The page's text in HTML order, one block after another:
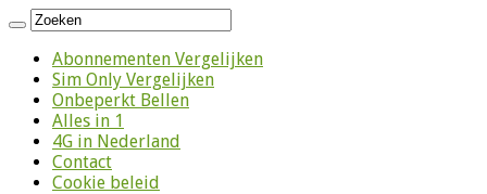
Abonnementen Vergelijken
Sim Only Vergelijken
Onbeperkt Bellen
Alles in 1
4G in Nederland
Contact
Cookie beleid